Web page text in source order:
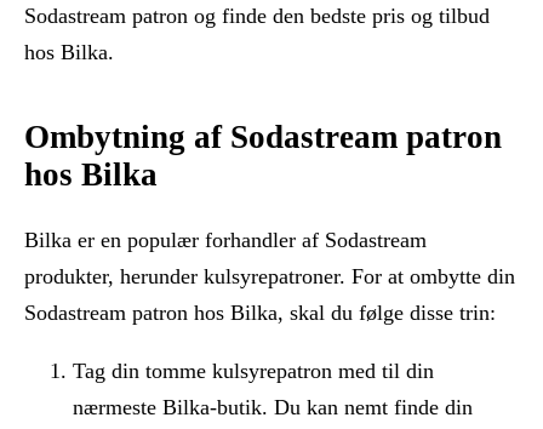
Sodastream patron og finde den bedste pris og tilbud
hos Bilka.
Ombytning af Sodastream patron
hos Bilka
Bilka er en populær forhandler af Sodastream
produkter, herunder kulsyrepatroner. For at ombytte din
Sodastream patron hos Bilka, skal du følge disse trin:
Tag din tomme kulsyrepatron med til din
nærmeste Bilka-butik. Du kan nemt finde din